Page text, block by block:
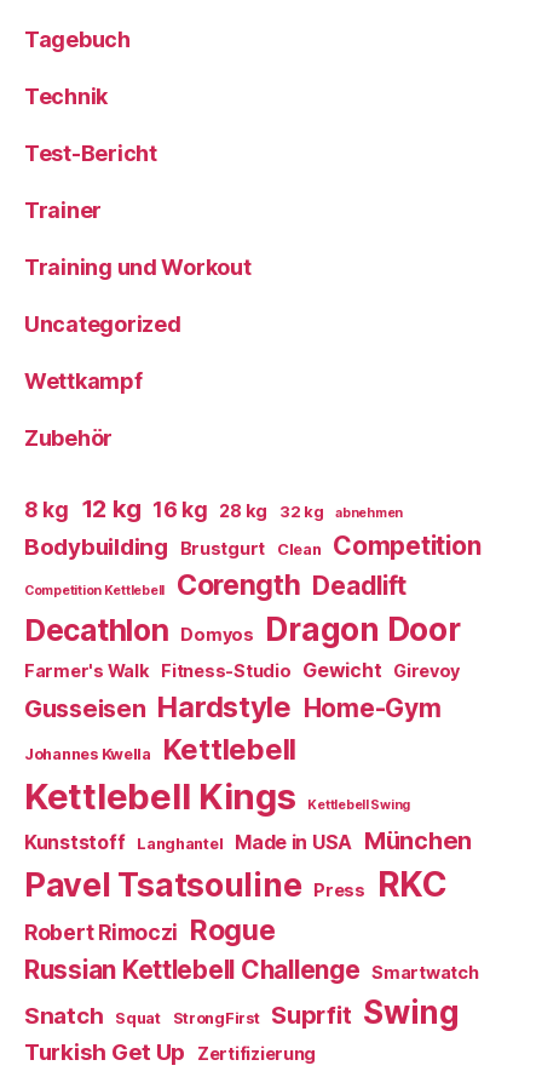
Tagebuch
Technik
Test-Bericht
Trainer
Training und Workout
Uncategorized
Wettkampf
Zubehör
8 kg 12 kg 16 kg 28 kg 32 kg abnehmen
Bodybuilding Brustgurt Clean Competition
Competition Kettlebell Corength Deadlift
Decathlon Domyos Dragon Door
Farmer's Walk Fitness-Studio Gewicht Girevoy
Gusseisen Hardstyle Home-Gym
Johannes Kwella Kettlebell
Kettlebell Kings Kettlebell Swing
Kunststoff Langhantel Made in USA München
Pavel Tsatsouline Press RKC
Robert Rimoczi Rogue
Russian Kettlebell Challenge Smartwatch
Snatch Squat StrongFirst Suprfit Swing
Turkish Get Up Zertifizierung